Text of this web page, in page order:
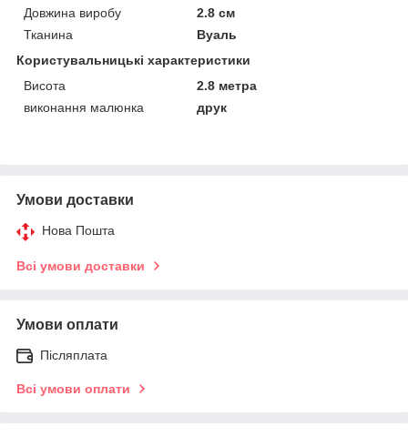
Довжина виробу
2.8 см
Тканина
Вуаль
Користувальницькі характеристики
Висота
2.8 метра
виконання малюнка
друк
Умови доставки
Нова Пошта
Всі умови доставки
Умови оплати
Післяплата
Всі умови оплати